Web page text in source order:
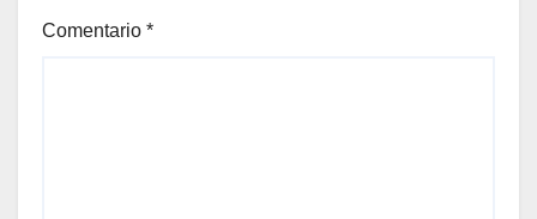
Comentario *